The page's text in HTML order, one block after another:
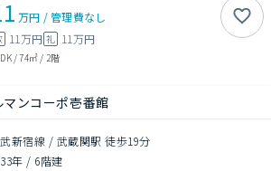
万円 /管理費なし
11万円 礼 11万円
/74㎡ / 2階
マンコーポ壱番館
新宿線 / 武蔵関駅 徒歩19分
年 / 6階建